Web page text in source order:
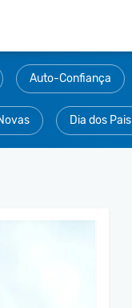
Auto-Confiança
Dia dos Pais